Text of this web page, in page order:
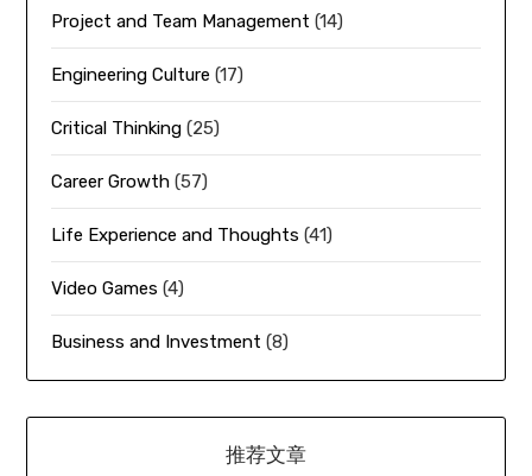
Project and Team Management (14)
Engineering Culture (17)
Critical Thinking (25)
Career Growth (57)
Life Experience and Thoughts (41)
Video Games (4)
Business and Investment (8)
推荐文章